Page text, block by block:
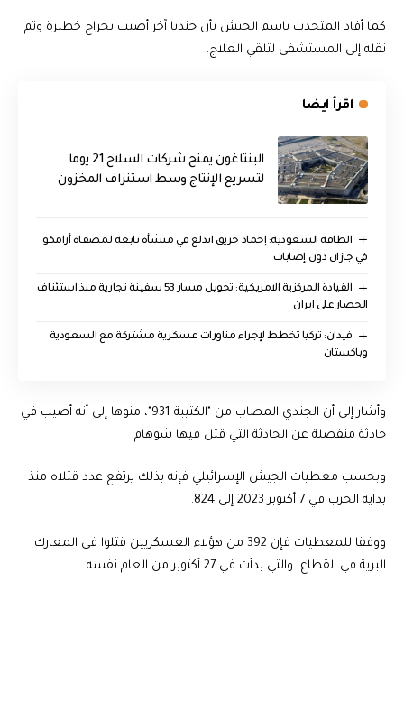
كما أفاد المتحدث باسم الجيش بأن جنديا آخر أصيب بجراح خطيرة وتم
نقله إلى المستشفى لتلقي العلاج.
اقرأ ايضا
البنتاغون يمنح شركات السلاح 21 يوما
لتسريع الإنتاج وسط استنزاف المخزون
‏الطاقة السعودية: إخماد حريق اندلع في منشأة تابعة لمصفاة أرامكو
في جازان دون إصابات
القيادة المركزية الامريكية: تحويل مسار 53 سفينة تجارية منذ استئناف
الحصار على ايران
فيدان: تركيا تخطط لإجراء مناورات عسكرية مشتركة مع السعودية
وباكستان
وأشار إلى أن الجندي المصاب من "الكتيبة 931"، منوها إلى أنه أصيب في
حادثة منفصلة عن الحادثة التي قتل فيها شوهام.
وبحسب معطيات الجيش الإسرائيلي فإنه بذلك يرتفع عدد قتلاه منذ
بداية الحرب في 7 أكتوبر 2023 إلى 824.
ووفقا للمعطيات فإن 392 من هؤلاء العسكريين قتلوا في المعارك
البرية في القطاع، والتي بدأت في 27 أكتوبر من العام نفسه.